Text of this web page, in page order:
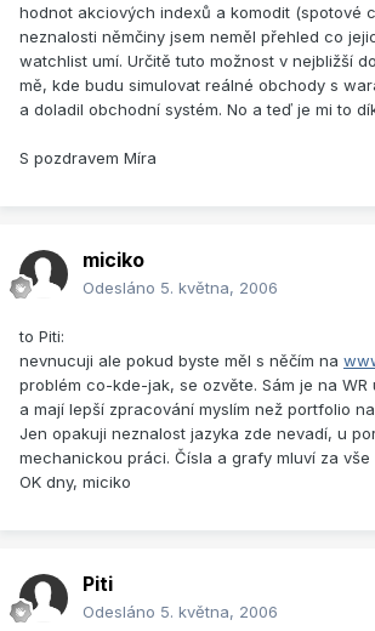
hodnot akciových indexů a komodit (spotové
neznalosti němčiny jsem neměl přehled co
watchlist umí. Určitě tuto možnost v nejbližší
mě, kde budu simulovat reálné obchody s
a doladil obchodní systém. No a teď je mi to
S pozdravem Míra
miciko
Odesláno 5. května, 2006
to Piti:
nevnucuji ale pokud byste měl s něčím na
problém co-kde-jak, se ozvěte. Sám je na WR
a mají lepší zpracování myslím než portfolio na
Jen opakuji neznalost jazyka zde nevadí, u
mechanickou práci. Čísla a grafy mluví za vše
OK dny, miciko
Piti
Odesláno 5. května, 2006